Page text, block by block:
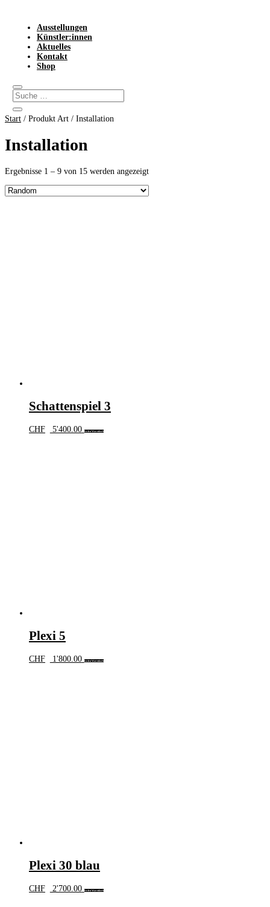
Ausstellungen
Künstler:innen
Aktuelles
Kontakt
Shop
Start / Produkt Art / Installation
Installation
Ergebnisse 1 – 9 von 15 werden angezeigt
Schattenspiel 3
CHF 5'400.00 In den Warenkorb
Plexi 5
CHF 1'800.00 In den Warenkorb
Plexi 30 blau
CHF 2'700.00 In den Warenkorb